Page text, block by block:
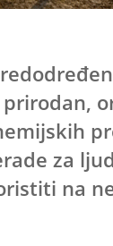
za
na